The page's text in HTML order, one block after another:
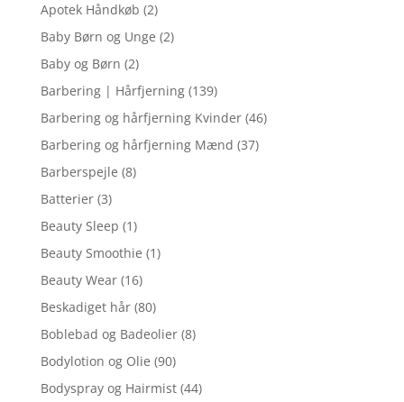
Apotek Håndkøb (2)
Baby Børn og Unge (2)
Baby og Børn (2)
Barbering | Hårfjerning (139)
Barbering og hårfjerning Kvinder (46)
Barbering og hårfjerning Mænd (37)
Barberspejle (8)
Batterier (3)
Beauty Sleep (1)
Beauty Smoothie (1)
Beauty Wear (16)
Beskadiget hår (80)
Boblebad og Badeolier (8)
Bodylotion og Olie (90)
Bodyspray og Hairmist (44)